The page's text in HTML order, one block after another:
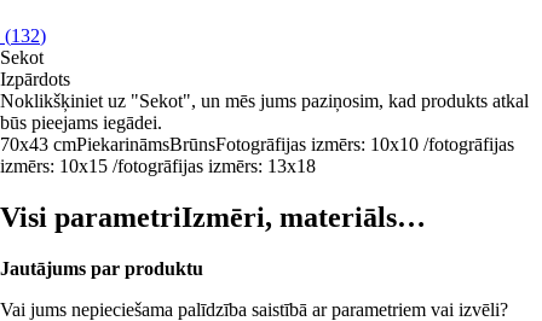
(132)
Sekot
Izpārdots
Noklikšķiniet uz "Sekot", un mēs jums paziņosim, kad produkts atkal
būs pieejams iegādei.
70x43 cmPiekarināmsBrūnsFotogrāfijas izmērs: 10x10 /fotogrāfijas
izmērs: 10x15 /fotogrāfijas izmērs: 13x18
Visi parametriIzmēri, materiāls…
Jautājums par produktu
Vai jums nepieciešama palīdzība saistībā ar parametriem vai izvēli?